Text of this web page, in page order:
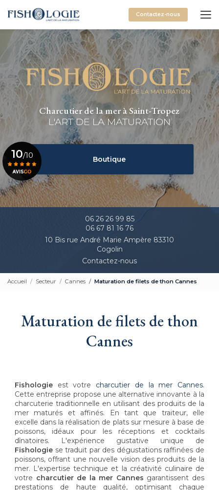
au
principal
Contactez-nous
Charcutier de la mer à Saint-Tropez
L'ART DE LA MATURATION
Boutique
06 26 26 99 85
06 67 81 16 76
10 Bis rue André Marie Ampère 83310
Cogolin
Contactez-nous
10/10
Voir le certificat
Accueil Secteur Cannes Maturation de filets de thon Cannes
Maturation de filets de thon
Cannes
Fishologie est votre charcutier de la mer Cannes.
Cette entreprise propose une alternative innovante à la
charcuterie traditionnelle en utilisant des produits de la
mer maturés et affinés. En tant que traiteur, elle
excelle dans la réalisation de plats sur mesure à base de
poissons, idéaux pour les réceptions et cocktails
dînatoires. L'expérience gustative unique de
Fishologie se traduit par des dégustations raffinées de
poissons, offrant une nouvelle vision des produits de la
mer. L'expertise technique et la créativité culinaire de
votre charcutier de la mer Cannes garantissent des
prestations de haute qualité, optimisant chaque